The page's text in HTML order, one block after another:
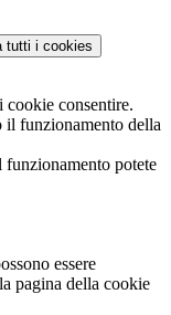
tutti i cookies
cookie consentire.
il funzionamento della
funzionamento potete
essere
pagina della cookie